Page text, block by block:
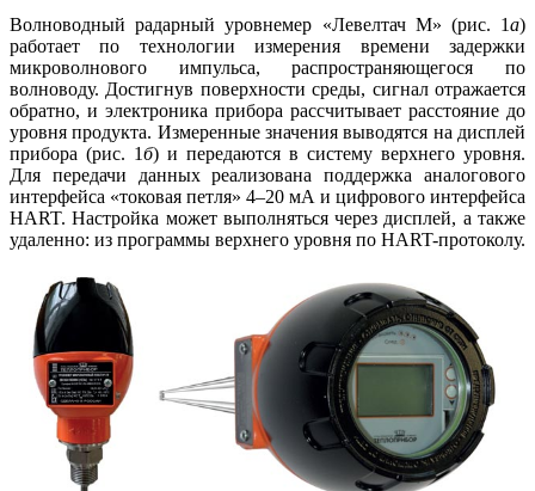
Волноводный радарный уровнемер «Левелтач М» (рис. 1а)
работает по технологии измерения времени задержки
микроволнового импульса, распространяющегося по
волноводу. Достигнув поверхности среды, сигнал отражается
обратно, и электроника прибора рассчитывает расстояние до
уровня продукта. Измеренные значения выводятся на дисплей
прибора (рис. 1б) и передаются в систему верхнего уровня.
Для передачи данных реализована поддержка аналогового
интерфейса «токовая петля» 4–20 мА и цифрового интерфейса
HART. Настройка может выполняться через дисплей, а также
удаленно: из программы верхнего уровня по HART-протоколу.